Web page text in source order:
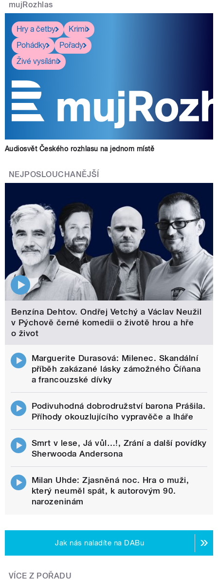
mujRozhlas
Hry a četby
Krimi
Pohádky
Pořady
Živé vysílání
Audiosvět Českého rozhlasu na jednom místě
NEJPOSLOUCHANĚJŠÍ
Benzína Dehtov. Ondřej Vetchý a Václav Neužil
v Pýchově černé komedii o životě hrou a hře
o život
Marguerite Durasová: Milenec. Skandální
příběh zakázané lásky zámožného Číňana
a francouzské dívky
Podivuhodná dobrodružství barona Prášila.
Příhody okouzlujícího vypravěče a lháře
Smrt v lese, Já vůl…!, Zrání a další povídky
Sherwooda Andersona
Milan Uhde: Zjasněná noc. Hra o muži,
který neuměl spát, k autorovým 90.
narozeninám
Jak nás naladíte na DABu
VÍCE Z POŘADU